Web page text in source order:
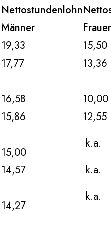
Nettostundenlohn
Männer
19,33
15,50
17,77
13,36
16,58
10,00
15,86
12,55
15,00
k.a.
14,57
k.a.
14,27
k.a.